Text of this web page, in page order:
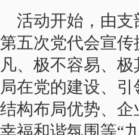
活动开始，由
第五次党代会宣
凡、极不容易、
局在党的建设、
结构布局优势、
幸福和谐氛围等“